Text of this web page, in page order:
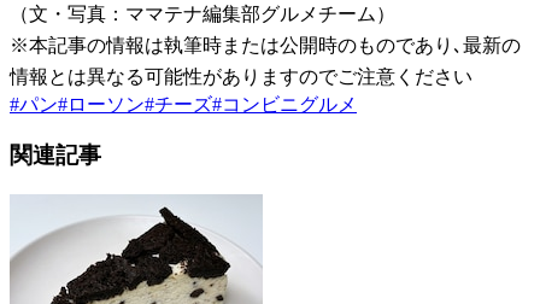
（文・写真：ママテナ編集部グルメチーム）
※本記事の情報は執筆時または公開時のものであり､最新の
情報とは異なる可能性がありますのでご注意ください
#パン#ローソン#チーズ#コンビニグルメ
関連記事